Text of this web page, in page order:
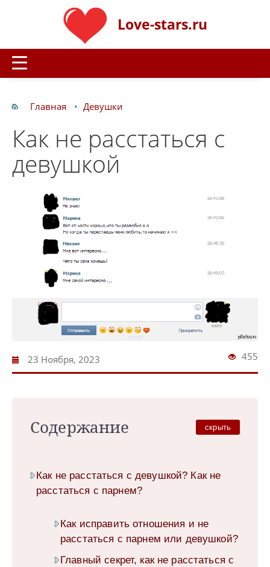
Love-stars.ru
Главная Девушки
Как не расстаться с
девушкой
23 Ноября, 2023 455
Содержание скрыть
Как не расстаться с девушкой? Как не
расстаться с парнем?
Как исправить отношения и не
расстаться с парнем или девушкой?
Главный секрет, как не расстаться с